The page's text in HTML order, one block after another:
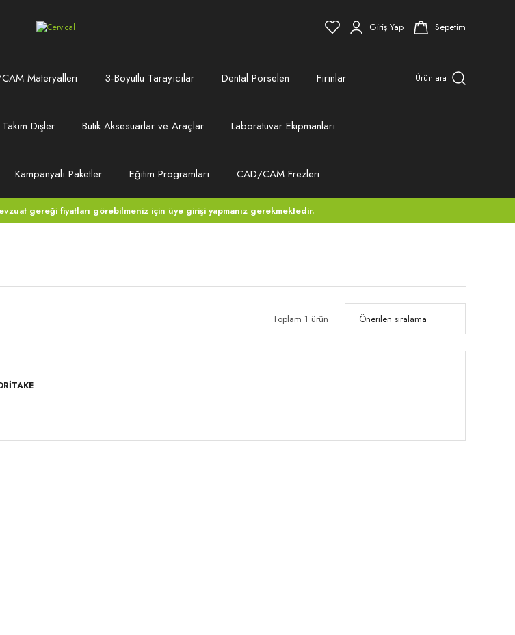
Giriş Yap Sepetim
Materyalleri 3-Boyutlu Tarayıcılar Dental Porselen Fırınlar
Takım Dişler Butik Aksesuarlar ve Araçlar Laboratuvar Ekipmanları
Kampanyalı Paketler Eğitim Programları CAD/CAM Frezleri
Ürün ara
gereği fiyatları görebilmeniz için üye girişi yapmanız gerekmektedir.
Toplam 1 ürün